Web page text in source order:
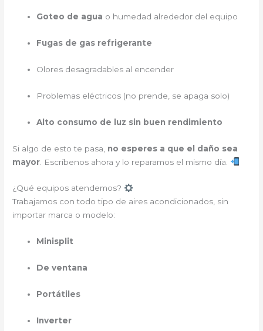
Goteo de agua o humedad alrededor del equipo
Fugas de gas refrigerante
Olores desagradables al encender
Problemas eléctricos (no prende, se apaga solo)
Alto consumo de luz sin buen rendimiento
Si algo de esto te pasa, no esperes a que el daño sea
mayor . Escríbenos ahora y lo reparamos el mismo día.
¿Qué equipos atendemos?
Trabajamos con todo tipo de aires acondicionados, sin
importar marca o modelo:
Minisplit
De ventana
Portátiles
Inverter